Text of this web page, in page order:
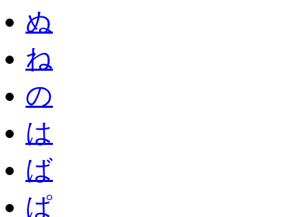
ぬ
ね
の
は
ば
ぱ